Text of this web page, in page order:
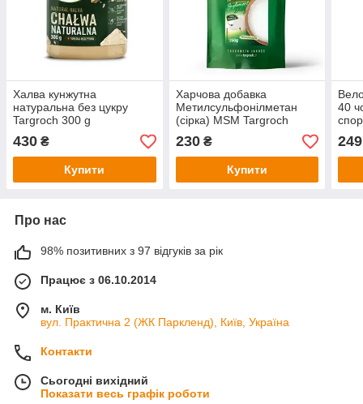
Халва кунжутна
натуральна без цукру
Targroch 300 g
430 ₴
Купити
Харчова добавка
Метилсульфонілметан
(сірка) MSM Targroch
230₴
Купити
40
249
Про нас
98% позитивних з 97 відгуків за рік
Працює з 06.10.2014
м. Київ
вул. Практична 2 (ЖК Паркленд), Київ, Україна
Контакти
Сьогодні вихідний
Показати весь графік роботи